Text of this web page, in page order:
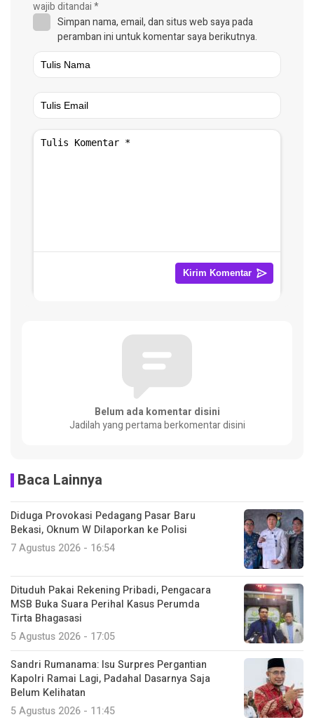
wajib ditandai*
Simpan nama, email, dan situs web saya pada
peramban ini untuk komentar saya berikutnya.
Belum ada komentar disini
Jadilah yang pertama berkomentar disini
Baca Lainnya
Diduga Provokasi Pedagang Pasar Baru
Bekasi, Oknum W Dilaporkan ke Polisi
7 Agustus 2026 - 16:54
Dituduh Pakai Rekening Pribadi, Pengacara
MSB Buka Suara Perihal Kasus Perumda
Tirta Bhagasasi
5 Agustus 2026 - 17:05
Sandri Rumanama: Isu Surpres Pergantian
Kapolri Ramai Lagi, Padahal Dasarnya Saja
Belum Kelihatan
5 Agustus 2026 - 11:45